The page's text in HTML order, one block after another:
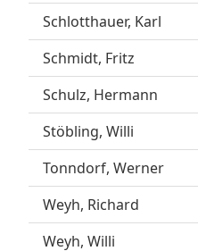
Schlotthauer, Karl
Schmidt, Fritz
Schulz, Hermann
Stöbling, Willi
Tonndorf, Werner
Weyh, Richard
Weyh, Willi